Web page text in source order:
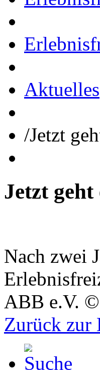
Aktuelles
/Jetzt
Jetzt geht
Nach zwei
ABB e.V. ©
Zurück zur